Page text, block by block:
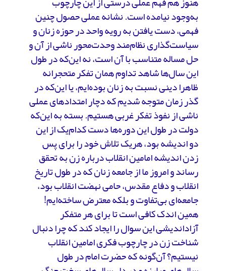
به‌وجود نیامده است. نشانه‌ عملی حصول چنین
فهمی، دست یافتن به رویه‌ واحد در حوزه‌ زنان و
سیاست‌گذاری نظام‌مند وحدت‌محور ناشی از آن و
حل مساله‌ متناسب با آن است، نه این‌که در طول
این سال‌ها شاهد تداوم همان تفکر متحجرانه‌
ظاهرا دینی نسبت به زنان بوده‌ایم، یا این‌که در
گذر زمان متوجه شدیم که دچار امتدادهای عملی
ناشی از نفوذ تفکر غربی هستیم. بسته به این‌که
دولت در طول این دوره‌ها دست کدام‌یک از این
دو اندیشه بود، هریک تلاش خود را برای پس
زدن اندیشه‌ امامین انقلاب درباره‌ زن به تحقق
رساند و امروز ما از جامعه‌ زنان که در طول تاریخ
انقلاب و دفاع مقدس، حامی نهضت انقلاب بود،
جامعه‌ای بی‌تفاوت و بلکه معترض ساخته‌ایم!
همین اندک کافی است تا برای هر متفکر
آزاداندیشی این سوال را ایجاد کند که چرا دنبال
شناخت زن در چارچوب فکری امامین انقلاب
نیستیم؟ آن‌گونه که حضرت امام در طول